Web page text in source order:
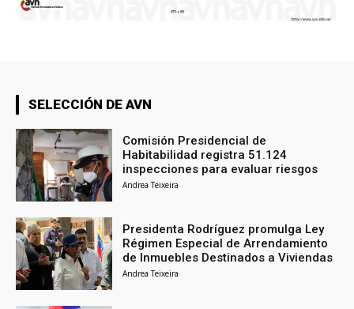
SELECCIÓN DE AVN
Comisión Presidencial de
Habitabilidad registra 51.124
inspecciones para evaluar riesgos
Andrea Teixeira
Presidenta Rodríguez promulga Ley
Régimen Especial de Arrendamiento
de Inmuebles Destinados a Viviendas
Andrea Teixeira